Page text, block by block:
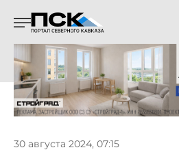
30 августа 2024, 07:15